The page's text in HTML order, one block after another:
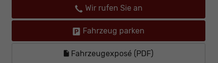
Wir rufen Sie an
Fahrzeug parken
Fahrzeugexposé (PDF)